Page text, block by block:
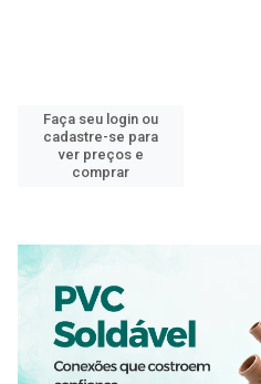
Faça seu login ou
cadastre-se para
ver preços e
comprar